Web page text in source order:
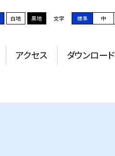
白地 黒地 文字 標準 中
アクセス ダウンロード